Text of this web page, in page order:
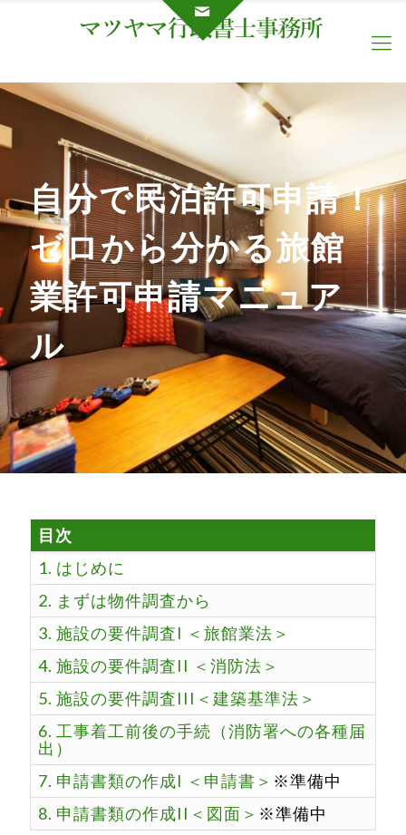
自分で民泊許可申請！
ゼロから分かる旅館
業許可申請マニュア
ル
目次
1. はじめに
2. まずは物件調査から
3. 施設の要件調査I ＜旅館業法＞
4. 施設の要件調査II ＜消防法＞
5. 施設の要件調査III＜建築基準法＞
6. 工事着工前後の手続（消防署への各種届
出）
7. 申請書類の作成I ＜申請書＞ ※準備中
8. 申請書類の作成II＜図面＞ ※準備中